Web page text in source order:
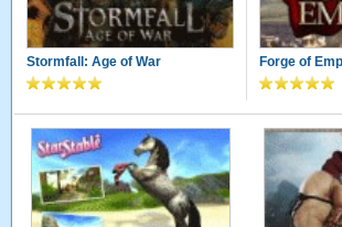
Stormfall: Age of War Forge of